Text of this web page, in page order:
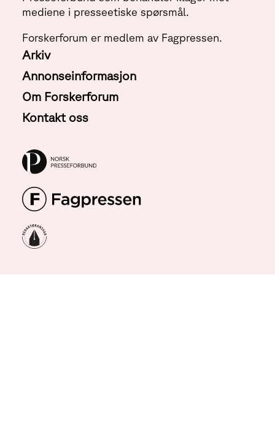
mediene i presseetiske spørsmål.
Forskerforum er medlem av Fagpressen.
Arkiv
Annonseinformasjon
Om Forskerforum
Kontakt oss